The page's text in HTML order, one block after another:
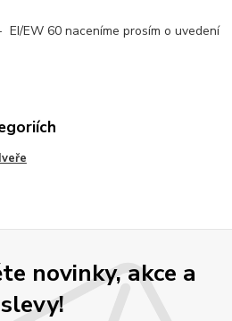
EI/EW 60 naceníme prosím o uvedení
novinky, akce a
slevy!